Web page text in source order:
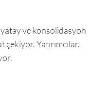
ve konsolidasyon
Yatırımcılar,